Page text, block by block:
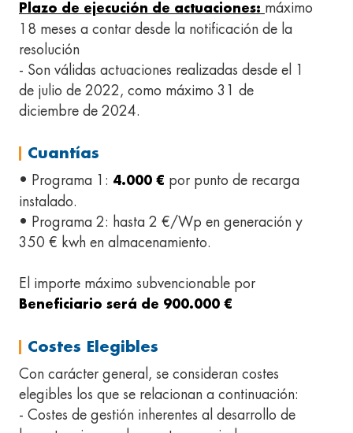
Plazo de ejecución de actuaciones: máximo
18 meses a contar desde la notificación de la
resolución
- Son válidas actuaciones realizadas desde el 1
de julio de 2022, como máximo 31 de
diciembre de 2024.
Cuantías
• Programa 1: 4.000 € por punto de recarga
instalado.
• Programa 2: hasta 2 €/Wp en generación y
350 € kwh en almacenamiento.
El importe máximo subvencionable por
Beneficiario será de 900.000 €
Costes Elegibles
Con carácter general, se consideran costes
elegibles los que se relacionan a continuación:
- Costes de gestión inherentes al desarrollo de